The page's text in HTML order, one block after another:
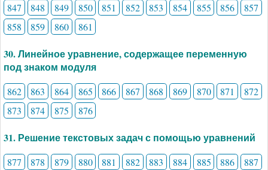
847
848 849 850 851 852 853 854 855 856
857
858
859 860 861
30. Линейное уравнение, содержащее переменную
под знаком модуля
862 863 864 865 866 867 868 869 870 871
872
873
874 875 876
31. Решение текстовых задач с помощью уравнений
877 878 879 880 881 882 883 884 885 886
887